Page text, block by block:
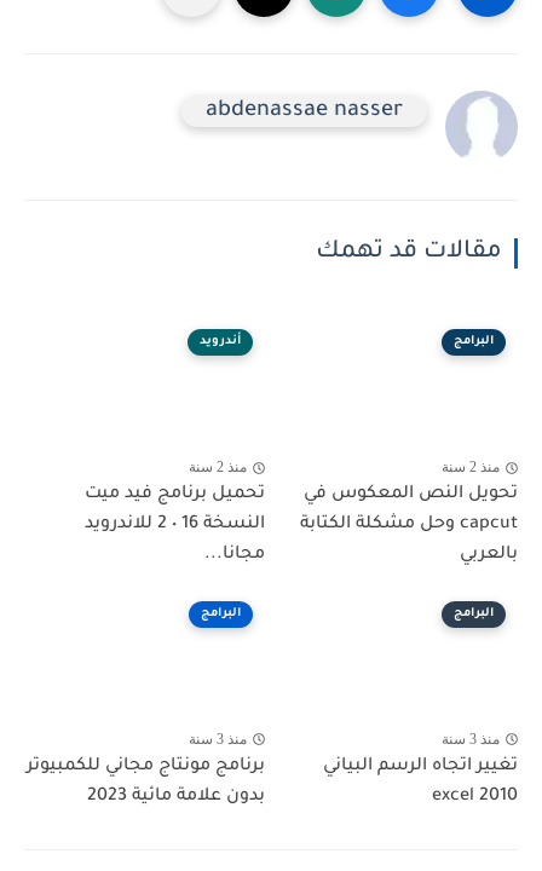
abdenassae nasser
مقالات قد تهمك
البرامج
منذ 2 سنة
تحويل النص المعكوس في
capcut وحل مشكلة الكتابة
بالعربي
أندرويد
منذ 2 سنة
تحميل برنامج فيد ميت
النسخة 16 ٠ 2 للاندرويد
مجانا...
البرامج
منذ 3 سنة
تغيير اتجاه الرسم البياني
excel 2010
البرامج
منذ 3 سنة
برنامج مونتاج مجاني للكمبيوتر
بدون علامة مائية 2023